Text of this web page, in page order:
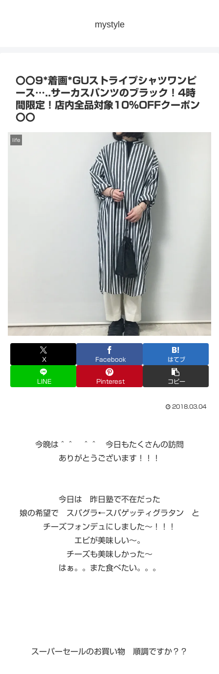
mystyle
〇〇9*着画*GUストライプシャツワンピ
ース…..サーカスパンツのブラック！4時
間限定！店内全品対象10％OFFクーポン
〇〇
life
X Facebook はてブ
LINE Pinterest コピー
2018.03.04
今晩は＾＾ ＾＾ 今日もたくさんの訪問
ありがとうございます！！！
今日は 昨日塾で不在だった
娘の希望で スパグラ←スパゲッティグラタン と
チーズフォンデュにしました〜！！！
エビが美味しい〜。
チーズも美味しかった〜
はぁ。。また食べたい。。。
スーパーセールのお買い物 順調ですか？？